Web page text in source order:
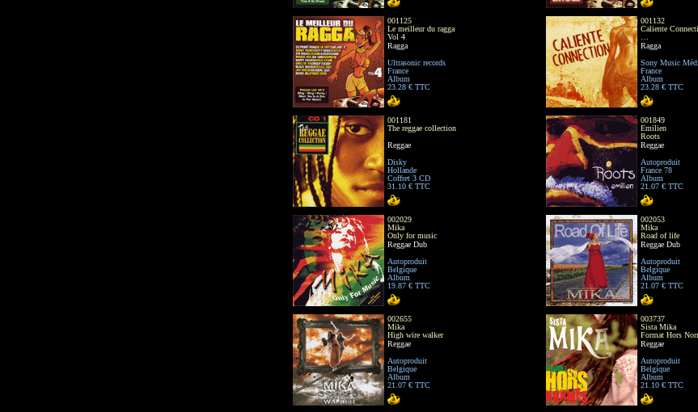
001125
Le meilleur du ragga
Vol 4
Ragga
Ultrasonic records
France
Album
23.28 € TTC
001132
Caliente
Ragga
Sony Music
France
Album
23.28 € TTC
001181
The reggae collection
Reggae
Disky
Hollande
Coffret 3 CD
31.10 € TTC
001849
Emilien
Roots
Reggae
Autoproduit
France 78
Album
21.07 € TTC
002029
Mika
Only for music
Reggae Dub
Autoproduit
Belgique
Album
19.87 € TTC
002053
Mika
Road of life
Reggae Dub
Autoproduit
Belgique
Album
21.07 € TTC
002655
Mika
High wire walker
Reggae
Autoproduit
Belgique
Album
21.07 € TTC
003737
Sista Mika
Format Hors
Reggae
Autoproduit
Belgique
Album
21.10 € TTC